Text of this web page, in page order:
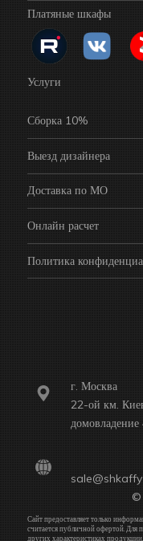
Платяные шкафы
Услуги
Сборка 10%
Выезд дизайнера
Доставка по МО
Онлайн расчет
Политика
г. Москва
22-ой км.
домовладение
©
Сайт предоставляет только
считается публичной офертой.
других характеристиках